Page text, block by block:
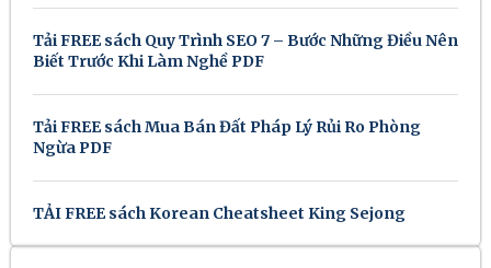
Tải FREE sách Quy Trình SEO 7 – Bước Những Điều Nên
Biết Trước Khi Làm Nghề PDF
Tải FREE sách Mua Bán Đất Pháp Lý Rủi Ro Phòng
Ngừa PDF
TẢI FREE sách Korean Cheatsheet King Sejong